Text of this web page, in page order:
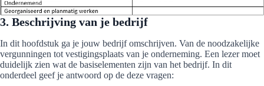
3. Beschrijving van je bedrijf
In dit hoofdstuk ga je jouw bedrijf omschrijven. Van de noodzakelijke
vergunningen tot vestigingsplaats van je onderneming. Een lezer moet
duidelijk zien wat de basiselementen zijn van het bedrijf. In dit
onderdeel geef je antwoord op de deze vragen: